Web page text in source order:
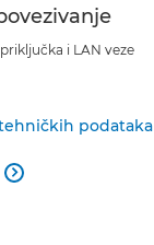
i LAN veze
podataka
